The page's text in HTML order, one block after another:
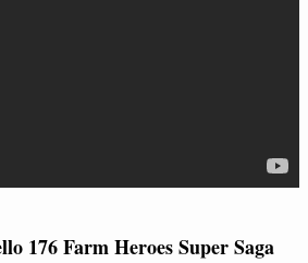
176 Farm Heroes Super Saga